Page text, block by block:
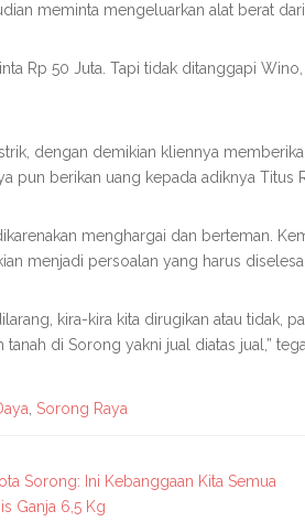
meminta mengeluarkan alat berat
Rp 50 Juta. Tapi tidak ditanggapi
dengan demikian kliennya
pun berikan uang kepada adiknya Titus
menghargai dan berteman.
menjadi persoalan yang harus
kira-kira kita dirugikan atau tidak,
di Sorong yakni jual diatas jual,”
, Sorong Raya
Sorong: Ini Kebanggaan Kita Semua
Ganja 6,5 Kg